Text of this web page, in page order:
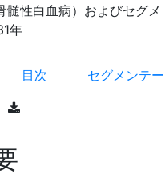
髄性白血病）およびセグメ
年
目次 セグメンテ